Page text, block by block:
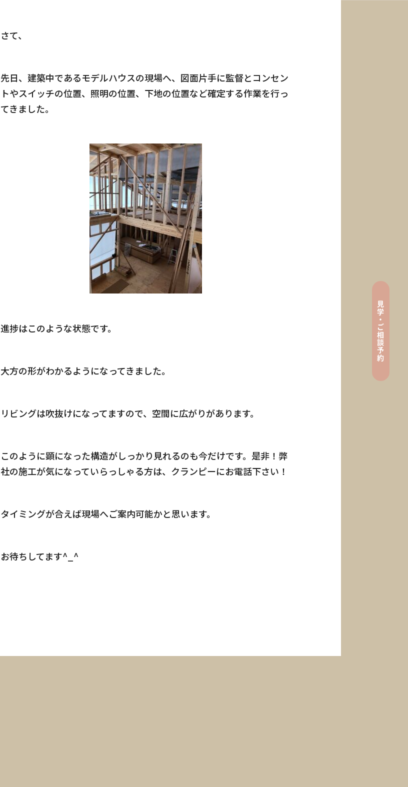
見
学
・
ご
相
談
予
約
Quality
家の性能
Who We are
ブログ
Contact Us / Request
さて、
先日、建築中であるモデルハウスの現場へ、図面片手に監督とコンセン
トやスイッチの位置、照明の位置、下地の位置など確定する作業を行っ
てきました。
進捗はこのような状態です。
大方の形がわかるようになってきました。
リビングは吹抜けになってますので、空間に広がりがあります。
このように顕になった構造がしっかり見れるのも今だけです。是非！弊
社の施工が気になっていらっしゃる方は、クランピーにお電話下さい！
タイミングが合えば現場へご案内可能かと思います。
お待ちしてます^_^